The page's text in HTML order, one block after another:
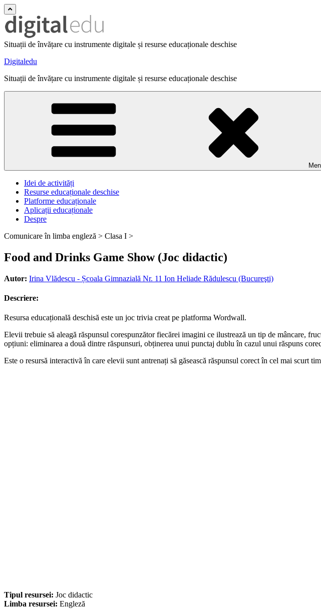
Situații de învățare cu instrumente digitale și resurse educaționale deschise
Digitaledu
Situații de învățare cu instrumente digitale și resurse educaționale deschise
Idei de activități
Resurse educaționale deschise
Platforme educaționale
Aplicații educaționale
Despre
Comunicare în limba engleză > Clasa I >
Food and Drinks Game Show (Joc didactic)
Autor: Irina Vlădescu - Școala Gimnazială Nr. 11 Ion Heliade Rădulescu (Bucureşti)
Descriere:
Resursa educațională deschisă este un joc trivia creat pe platforma Wordwall.
Elevii trebuie să aleagă răspunsul corespunzător fiecărei imagini ce ilustrează un tip de mâncare,
opțiuni: eliminarea a două dintre răspunsuri, obținerea unui punctaj dublu în cazul unui răspuns
Este o resursă interactivă în care elevii sunt antrenați să găsească răspunsul corect în cel mai scurt
Tipul resursei: Joc didactic
Limba resursei: Engleză